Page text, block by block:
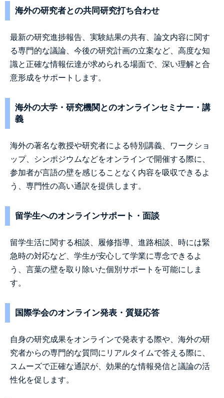
海外の研究者との共同研究打ち合わせ
最新の研究進捗報告、実験結果の共有、論文内容に関す
る専門的な議論、今後の研究計画の立案など、高度な知
識と正確な情報伝達が求められる場面で、深い理解と合
意形成をサポートします。
海外の大学・研究機関とのオンラインセミナー・講
義
海外の著名な教授や研究者による特別講義、ワークショ
ップ、シンポジウムなどをオンラインで開催する際に、
参加者が言語の壁を感じることなく内容を吸収できるよ
う、専門性の高い通訳を提供します。
留学生へのオンラインサポート・面談
留学生活に関する相談、履修指導、進路相談、時には緊
急時の対応など、学生が安心して学業に専念できるよ
う、言葉の壁を取り除いた個別サポートを可能にしま
す。
国際学会のオンライン発表・質疑応答
自身の研究成果をオンラインで発表する際や、海外の研
究者からの専門的な質問にリアルタイムで答える際に、
スムーズで正確な通訳が、効果的な情報発信と議論の活
性化を促します。